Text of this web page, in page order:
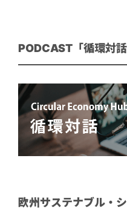
PODCAST「循環対話
欧州サステナブル・